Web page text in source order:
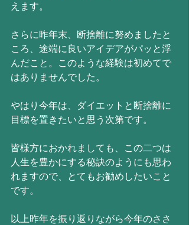
えます。
さらに昨年末、断捨離に努めましたと
ころ、途端に良いアイデアがパッと浮
んだこと。このような経験は初めてで
はありませんでした。
やはり今年は、ダイエットと断捨離に
目標を置きたいと思う次第です。
皆様方におかれましても、この二つは
人生を豊かにする秘訣のようにも思わ
れますので、とてもお勧めしたいこと
です。
以上昨年を振り返りながら今年のささ